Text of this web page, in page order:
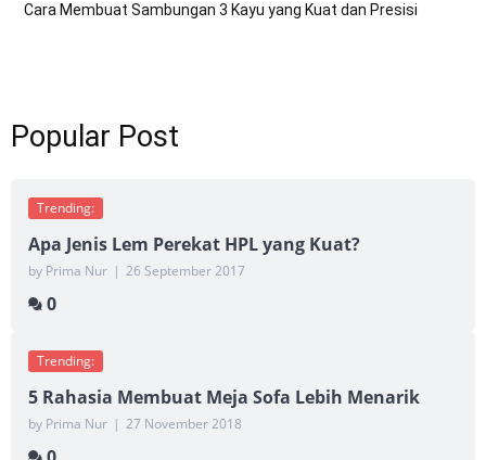
Cara Membuat Sambungan 3 Kayu yang Kuat dan Presisi
Popular Post
Trending:
Apa Jenis Lem Perekat HPL yang Kuat?
by Prima Nur | 26 September 2017
0
Trending:
5 Rahasia Membuat Meja Sofa Lebih Menarik
by Prima Nur | 27 November 2018